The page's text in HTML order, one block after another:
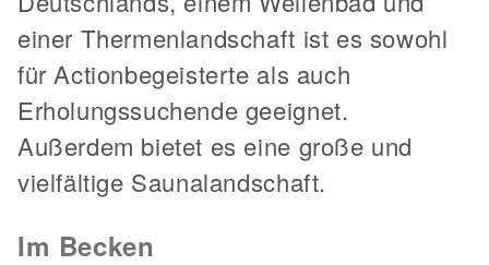
einer Thermenlandschaft ist es sowohl
für Actionbegeisterte als auch
Erholungssuchende geeignet.
Außerdem bietet es eine große und
vielfältige Saunalandschaft.
Im Becken